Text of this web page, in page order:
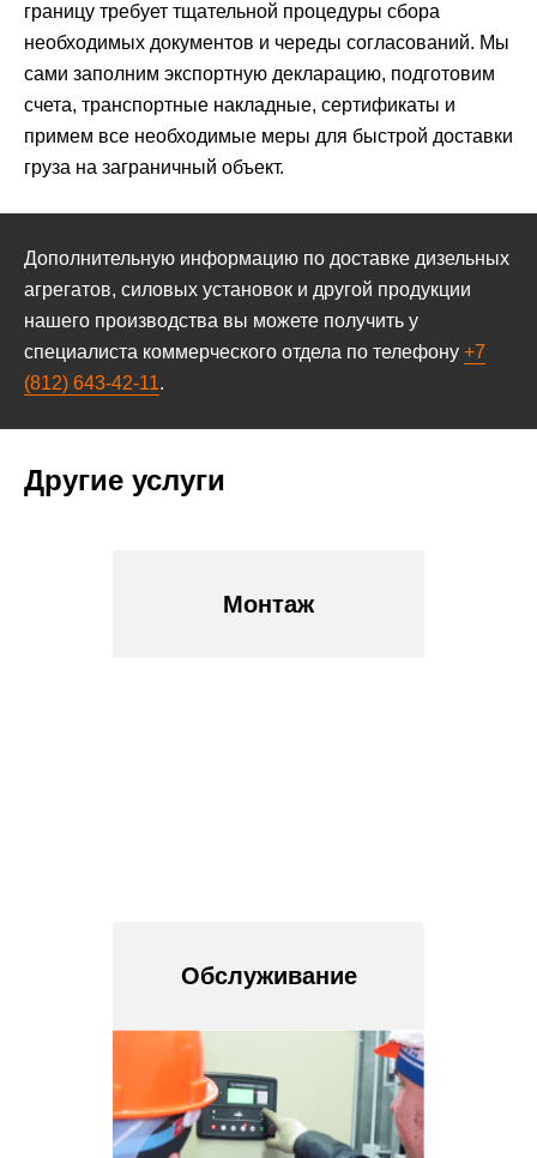
границу требует тщательной процедуры сбора
необходимых документов и череды согласований. Мы
сами заполним экспортную декларацию, подготовим
счета, транспортные накладные, сертификаты и
примем все необходимые меры для быстрой доставки
груза на заграничный объект.
Дополнительную информацию по доставке дизельных
агрегатов, силовых установок и другой продукции
нашего производства вы можете получить у
специалиста коммерческого отдела по телефону +7
(812) 643-42-11.
Другие услуги
Монтаж
Обслуживание